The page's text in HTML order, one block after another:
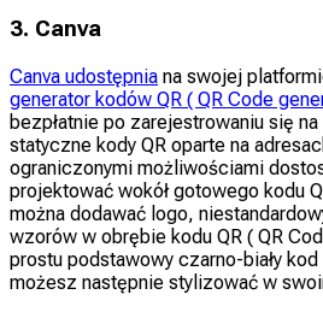
3. Canva
Canva udostępnia na swojej
generator kodów QR ( QR Code
bezpłatnie po zarejestrowaniu się
statyczne kody QR oparte na
ograniczonymi możliwościami
projektować wokół gotowego kodu
można dodawać logo,
wzorów w obrębie kodu QR ( QR
prostu podstawowy czarno-biały kod
możesz następnie stylizować w